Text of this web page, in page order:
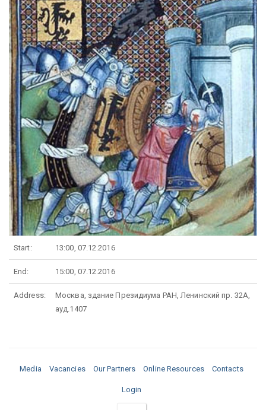
Start: 13:00, 07.12.2016
End: 15:00, 07.12.2016
Address:
Москва, здание Президиума РАН, Ленинский пр. 32А,
ауд.1407
Media Vacancies Our Partners Online Resources Contacts
Login